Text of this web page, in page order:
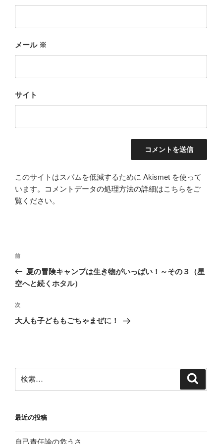
メール ※
サイト
このサイトはスパムを低減するために Akismet を使って
います。
コメントデータの処理方法の詳細はこちらをご
覧ください。
投
ナ
ゲ
ー
前
の
投
前
夏の冒険キャンプは生き物がいっぱい！～その３（星
空へと続くホタル）
次
の
次
大人も子どももごちゃまぜに！
索:
最近の投稿
自己責任論の危うさ